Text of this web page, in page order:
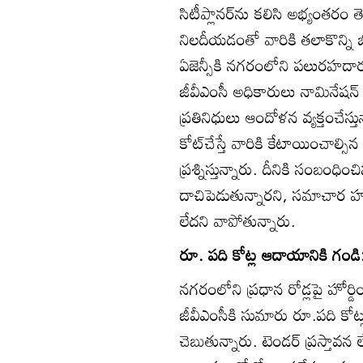
సిటీప్లానర్‌ను కలిసి అభ్యంతరం
నిలదీయడంతో వారికి తలాకొన్ని
ఏజెన్సీకి నగరంలోని
జీవీఎంసీ అధికారులు
ప్రతినిధులు ఆందోళన
కోట్‌చేస్తే వారికి కేటాయించాల్సిన
ప్రశ్నిస్తున్నారు. దీనికి
దాచిపెడుతున్నారని, సమాచార
లేదని వాపోతున్నారు.
రూ. పది కోట్ల ఆదాయానికి
నగరంలోని ప్రధాన రోడ్లపై
జీవీఎంసీకి సుమారు రూ.పది
చెబుతున్నారు. టెండర్‌